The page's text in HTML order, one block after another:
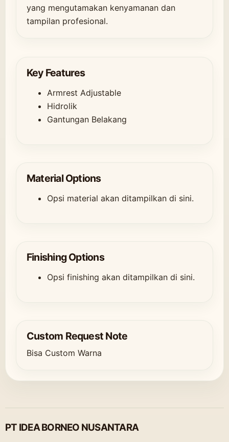
yang mengutamakan kenyamanan dan
tampilan profesional.
Key Features
Armrest Adjustable
Hidrolik
Gantungan Belakang
Material Options
Opsi material akan ditampilkan di sini.
Finishing Options
Opsi finishing akan ditampilkan di sini.
Custom Request Note
Bisa Custom Warna
PT IDEA BORNEO NUSANTARA